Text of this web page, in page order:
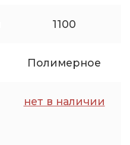
1100
Полимерное
нет в наличии